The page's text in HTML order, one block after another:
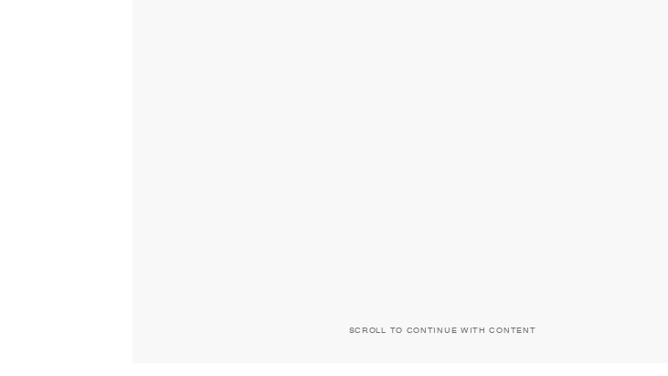
SCROLL TO CONTINUE WITH CONTENT